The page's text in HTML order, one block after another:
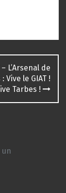
– L’Arsenal de
Vive le GIAT !
Tarbes !
un